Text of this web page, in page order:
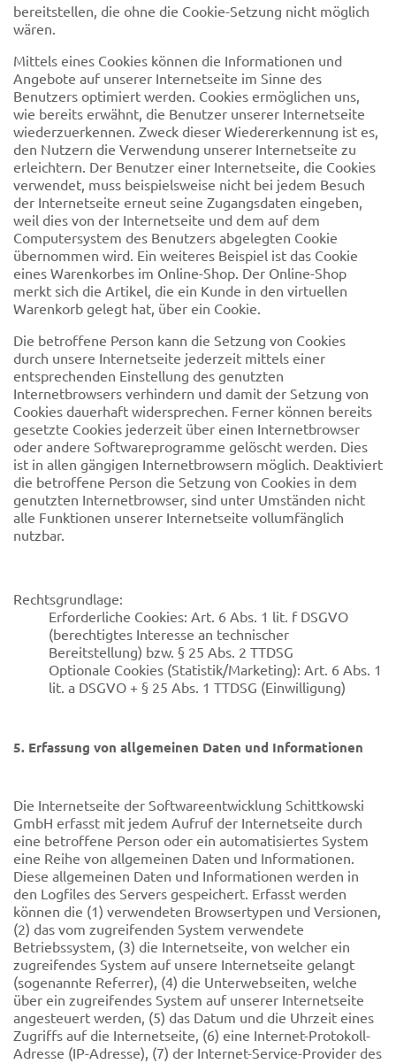
bereitstellen, die ohne die Cookie-Setzung nicht möglich
wären.
Mittels eines Cookies können die Informationen und
Angebote auf unserer Internetseite im Sinne des
Benutzers optimiert werden. Cookies ermöglichen uns,
wie bereits erwähnt, die Benutzer unserer Internetseite
wiederzuerkennen. Zweck dieser Wiedererkennung ist es,
den Nutzern die Verwendung unserer Internetseite zu
erleichtern. Der Benutzer einer Internetseite, die Cookies
verwendet, muss beispielsweise nicht bei jedem Besuch
der Internetseite erneut seine Zugangsdaten eingeben,
weil dies von der Internetseite und dem auf dem
Computersystem des Benutzers abgelegten Cookie
übernommen wird. Ein weiteres Beispiel ist das Cookie
eines Warenkorbes im Online-Shop. Der Online-Shop
merkt sich die Artikel, die ein Kunde in den virtuellen
Warenkorb gelegt hat, über ein Cookie.
Die betroffene Person kann die Setzung von Cookies
durch unsere Internetseite jederzeit mittels einer
entsprechenden Einstellung des genutzten
Internetbrowsers verhindern und damit der Setzung von
Cookies dauerhaft widersprechen. Ferner können bereits
gesetzte Cookies jederzeit über einen Internetbrowser
oder andere Softwareprogramme gelöscht werden. Dies
ist in allen gängigen Internetbrowsern möglich. Deaktiviert
die betroffene Person die Setzung von Cookies in dem
genutzten Internetbrowser, sind unter Umständen nicht
alle Funktionen unserer Internetseite vollumfänglich
nutzbar.
Rechtsgrundlage:
Erforderliche Cookies: Art. 6 Abs. 1 lit. f DSGVO
(berechtigtes Interesse an technischer
Bereitstellung) bzw. § 25 Abs. 2 TTDSG
Optionale Cookies (Statistik/Marketing): Art. 6 Abs. 1
lit. a DSGVO + § 25 Abs. 1 TTDSG (Einwilligung)
5. Erfassung von allgemeinen Daten und Informationen
Die Internetseite der Softwareentwicklung Schittkowski
GmbH erfasst mit jedem Aufruf der Internetseite durch
eine betroffene Person oder ein automatisiertes System
eine Reihe von allgemeinen Daten und Informationen.
Diese allgemeinen Daten und Informationen werden in
den Logfiles des Servers gespeichert. Erfasst werden
können die (1) verwendeten Browsertypen und Versionen,
(2) das vom zugreifenden System verwendete
Betriebssystem, (3) die Internetseite, von welcher ein
zugreifendes System auf unsere Internetseite gelangt
(sogenannte Referrer), (4) die Unterwebseiten, welche
über ein zugreifendes System auf unserer Internetseite
angesteuert werden, (5) das Datum und die Uhrzeit eines
Zugriffs auf die Internetseite, (6) eine Internet-Protokoll-
Adresse (IP-Adresse), (7) der Internet-Service-Provider des